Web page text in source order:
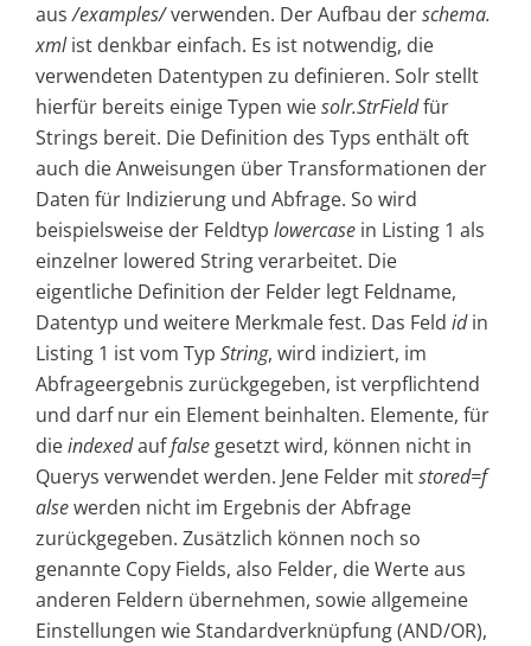
aus ­/examples/verwenden. Der Aufbau derschema.
xmlist denkbar einfach. Es ist notwendig, die
verwendeten Datentypen zu definieren. Solr stellt
hierfür bereits einige Typen wiesolr.StrFieldfür
Strings bereit. Die Definition des Typs enthält oft
auch die Anweisungen über Transformationen der
Daten für Indizierung und Abfrage. So wird
beispielsweise der Feldtyp lowercase in Listing 1 als
einzelner lowered String verarbeitet. Die
eigentliche Definition der Felder legt Feldname,
Datentyp und weitere Merkmale fest. Das Feld idin
Listing 1 ist vom Typ String, wird indiziert, im
Abfrageergebnis zurückgegeben, ist verpflichtend
und darf nur ein Element beinhalten. Elemente, für
dieindexedauffalse gesetzt wird, können nicht in
Querys verwendet werden. Jene Felder mitstored=f
alsewerden nicht im Ergebnis der Abfrage
zurückgegeben. Zusätzlich können noch so
genannte Copy Fields, also Felder, die Werte aus
anderen Feldern übernehmen, sowie allgemeine
Einstellungen wie Standardverknüpfung (AND/OR),